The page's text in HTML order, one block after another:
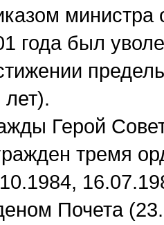
года был
лет).
Герой
тремя
Почета